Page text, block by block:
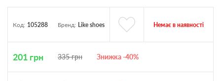
Код: 105288 Бренд: Like shoes Немає в наявності
201 грн 335грн Знижка -40%